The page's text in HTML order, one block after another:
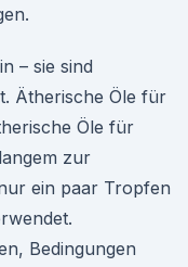
– sie sind
Ätherische Öle für
Öle für
zur
ein paar Tropfen
Bedingungen